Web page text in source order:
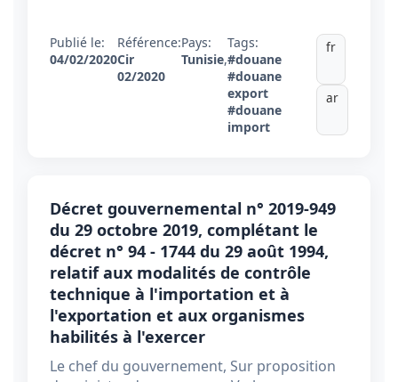
Publié le:
04/02/2020
Référence:
Cir
02/2020
Pays:
Tunisie,
Tags:
#douane
#douane
export
#douane
import
fr
ar
Décret gouvernemental n° 2019-949
du 29 octobre 2019, complétant le
décret n° 94 - 1744 du 29 août 1994,
relatif aux modalités de contrôle
technique à l'importation et à
l'exportation et aux organismes
habilités à l'exercer
Le chef du gouvernement, Sur proposition